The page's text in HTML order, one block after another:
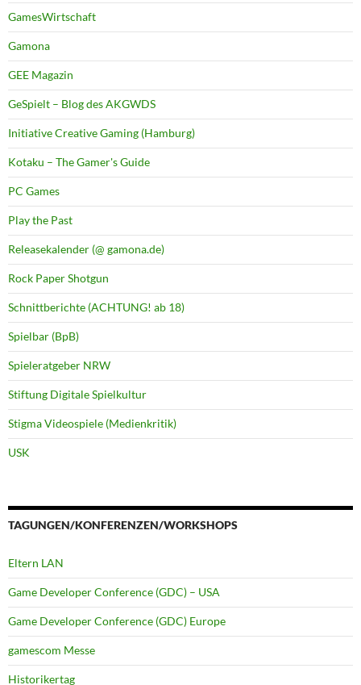
GamesWirtschaft
Gamona
GEE Magazin
GeSpielt – Blog des AKGWDS
Initiative Creative Gaming (Hamburg)
Kotaku – The Gamer's Guide
PC Games
Play the Past
Releasekalender (@ gamona.de)
Rock Paper Shotgun
Schnittberichte (ACHTUNG! ab 18)
Spielbar (BpB)
Spieleratgeber NRW
Stiftung Digitale Spielkultur
Stigma Videospiele (Medienkritik)
USK
TAGUNGEN/KONFERENZEN/WORKSHOPS
Eltern LAN
Game Developer Conference (GDC) – USA
Game Developer Conference (GDC) Europe
gamescom Messe
Historikertag